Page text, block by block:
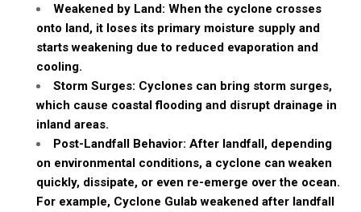
Weakened by Land: When the cyclone crosses
onto land, it loses its primary moisture supply and
starts weakening due to reduced evaporation and
cooling.
Storm Surges: Cyclones can bring storm surges,
which cause coastal flooding and disrupt drainage in
inland areas.
Post-Landfall Behavior: After landfall, depending
on environmental conditions, a cyclone can weaken
quickly, dissipate, or even re-emerge over the ocean.
For example, Cyclone Gulab weakened after landfall